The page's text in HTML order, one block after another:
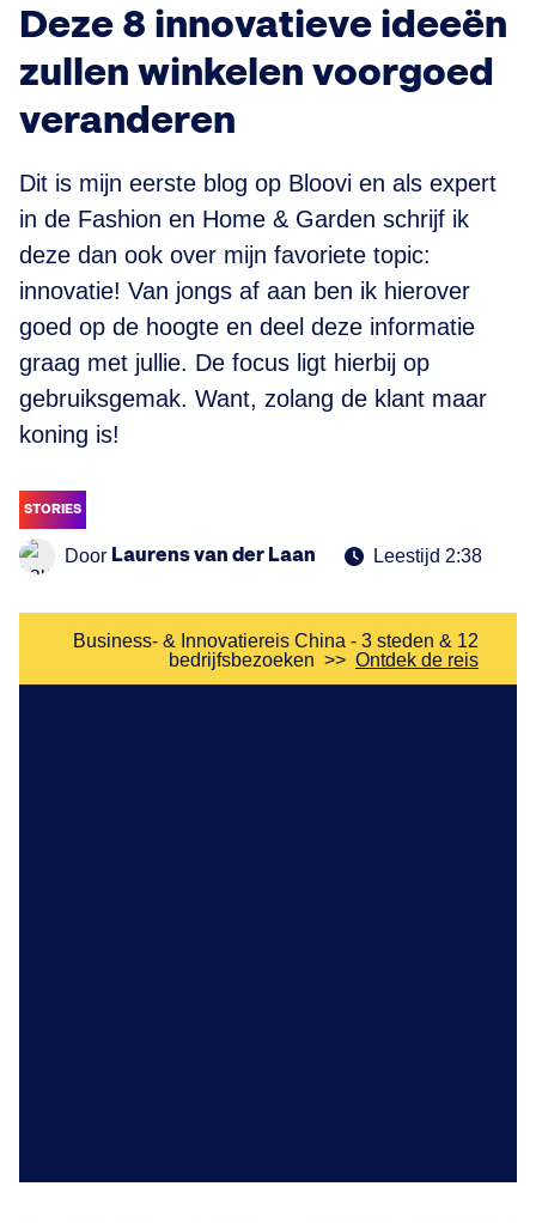
Deze 8 innovatieve ideeën
zullen winkelen voorgoed
veranderen
Dit is mijn eerste blog op Bloovi en als expert
in de Fashion en Home & Garden schrijf ik
deze dan ook over mijn favoriete topic:
innovatie! Van jongs af aan ben ik hierover
goed op de hoogte en deel deze informatie
graag met jullie. De focus ligt hierbij op
gebruiksgemak. Want, zolang de klant maar
koning is!
STORIES
Door Laurens van der Laan Leestijd 2:38
Business- & Innovatiereis China - 3 steden & 12
bedrijfsbezoeken >> Ontdek de reis